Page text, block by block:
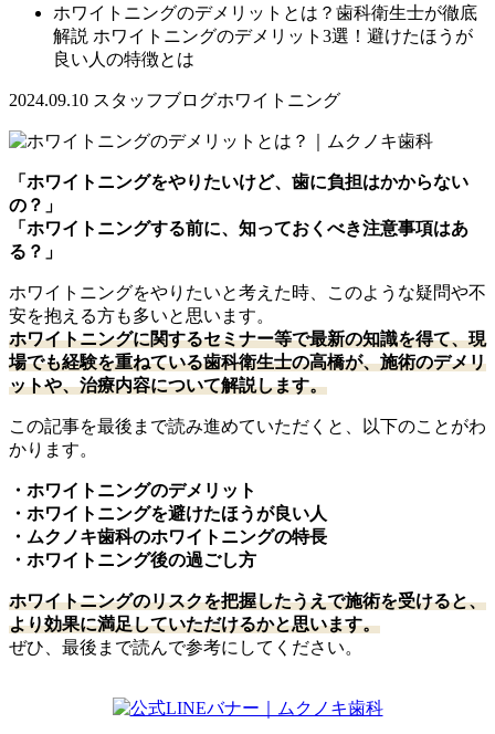
ホワイトニングのデメリットとは？歯科衛生士が徹底
解説 ホワイトニングのデメリット3選！避けたほうが
良い人の特徴とは
2024.09.10 スタッフブログホワイトニング
「ホワイトニングをやりたいけど、歯に負担はかからない
の？」
「ホワイトニングする前に、知っておくべき注意事項はあ
る？」
ホワイトニングをやりたいと考えた時、このような疑問や不
安を抱える方も多いと思います。
ホワイトニングに関するセミナー等で最新の知識を得て、現
場でも経験を重ねている歯科衛生士の高橋が、施術のデメリ
ットや、治療内容について解説します。
この記事を最後まで読み進めていただくと、以下のことがわ
かります。
・ホワイトニングのデメリット
・ホワイトニングを避けたほうが良い人
・ムクノキ歯科のホワイトニングの特長
・ホワイトニング後の過ごし方
ホワイトニングのリスクを把握したうえで施術を受けると、
より効果に満足していただけるかと思います。
ぜひ、最後まで読んで参考にしてください。